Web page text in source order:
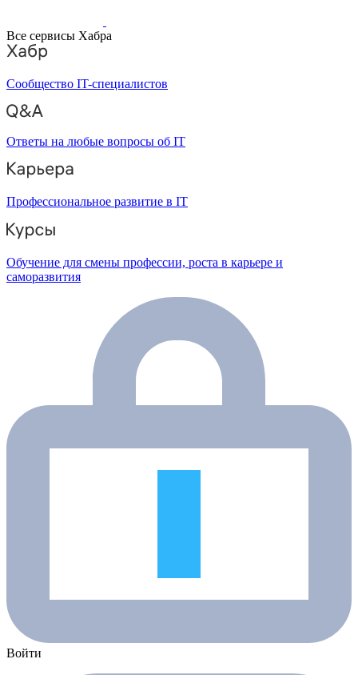
Все сервисы Хабра
Сообщество IT-специалистов
Ответы на любые вопросы об IT
Профессиональное развитие в IT
Обучение для смены профессии, роста в карьере и
саморазвития
Войти